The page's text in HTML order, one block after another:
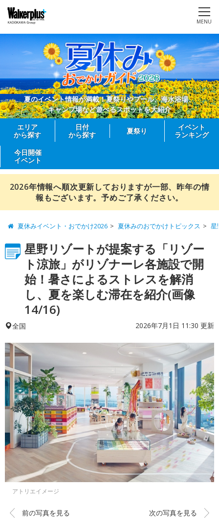
MENU
夏のイベント情報が満載！夏祭りやプール、海水浴場、
キャンプ場など遊べるスポットを大紹介
エリア
から探す
日付
から探す
夏祭り
イベント
ランキング
今日開催
イベント
2026年情報へ順次更新しておりますが一部、昨年の情
報もございます。予めご了承ください。
夏休みイベント・おでかけ2026 夏休みのおでかけトピックス 星
星野リゾートが提案する「リゾー
ト涼旅」がリゾナーレ各施設で開
始！暑さによるストレスを解消
し、夏を楽しむ滞在を紹介(画像
14/16)
全国 2026年7月1日 11:30 更新
アトリエイメージ
前の写真を見る 次の写真を見る